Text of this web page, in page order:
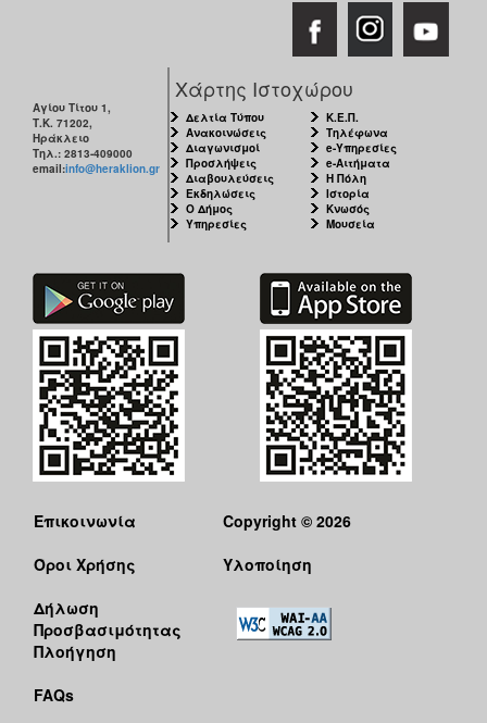
Αγίου Τίτου 1,
Τ.Κ. 71202,
Ηράκλειο
Τηλ.: 2813-409000
email:info@heraklion.gr
Χάρτης Ιστοχώρου
Δελτία Τύπου
Ανακοινώσεις
Διαγωνισμοί
Προσλήψεις
Διαβουλεύσεις
Εκδηλώσεις
Ο Δήμος
Υπηρεσίες
Κ.Ε.Π.
Τηλέφωνα
e-Υπηρεσίες
e-Αιτήματα
Η Πόλη
Ιστορία
Κνωσός
Μουσεία
Επικοινωνία
Όροι Χρήσης
Δήλωση
Προσβασιμότητας
Πλοήγηση
FAQs
Copyright © 2026
Υλοποίηση